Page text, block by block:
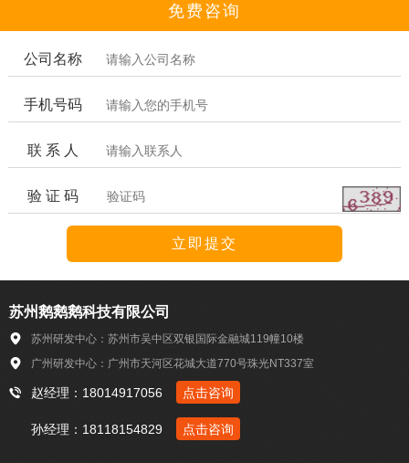
免费咨询
公司名称
手机号码
联 系 人
验 证 码
苏州鹅鹅鹅科技有限公司
苏州研发中心：苏州市吴中区双银国际金融城119幢10楼
广州研发中心：广州市天河区花城大道770号珠光NT337室
赵经理：18014917056 点击咨询
孙经理：18118154829 点击咨询